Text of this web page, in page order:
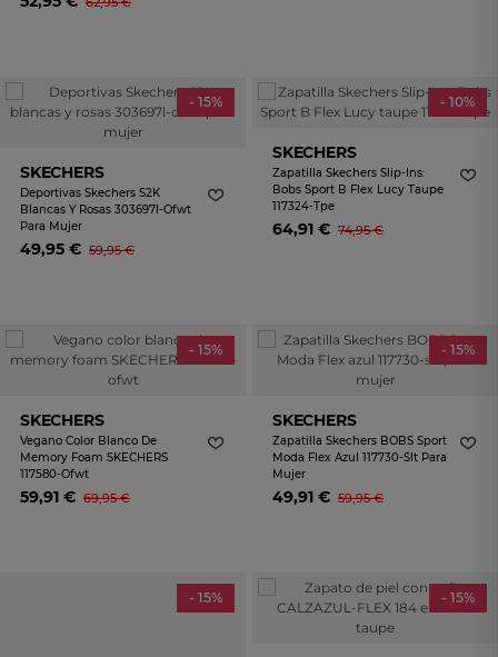
- 15%
SKECHERS
Deportivas Skechers S2K
Blancas Y Rosas 303697l-Ofwt
Para Mujer
49,95 € 59,95 €
- 10%
SKECHERS
Zapatilla Skechers Slip-Ins:
Bobs Sport B Flex Lucy Taupe
117324-Tpe
64,91 € 74,95 €
- 15%
SKECHERS
Vegano Color Blanco De
Memory Foam SKECHERS
117580-Ofwt
59,91 € 69,95 €
- 15%
SKECHERS
Zapatilla Skechers BOBS Sport
Moda Flex Azul 117730-Slt Para
Mujer
49,91 € 59,95 €
- 15% - 15%